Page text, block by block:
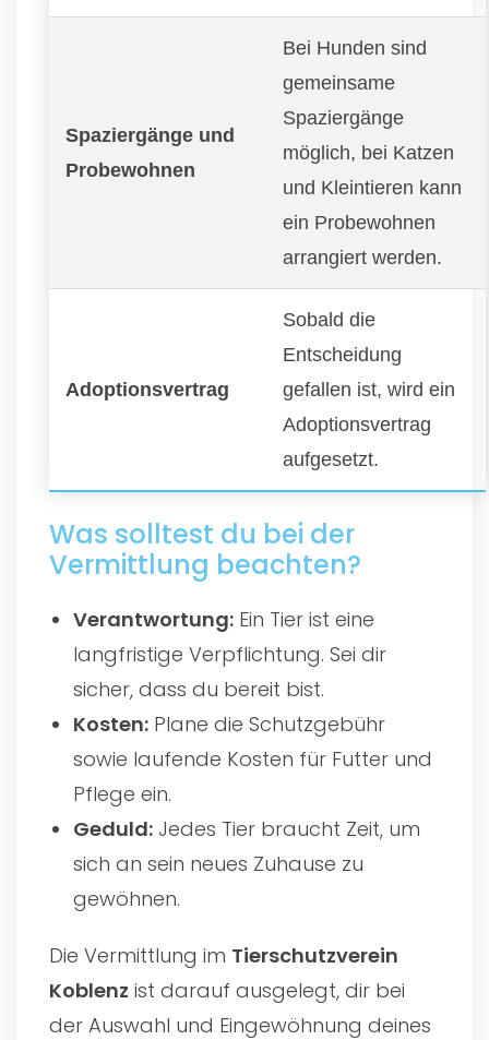
Spaziergänge und
Probewohnen
Bei Hunden sind
gemeinsame
Spaziergänge
möglich, bei Katzen
und Kleintieren kann
ein Probewohnen
arrangiert werden.
Adoptionsvertrag
Sobald die
Entscheidung
gefallen ist, wird ein
Adoptionsvertrag
aufgesetzt.
Was solltest du bei der
Vermittlung beachten?
Verantwortung: Ein Tier ist eine
langfristige Verpflichtung. Sei dir
sicher, dass du bereit bist.
Kosten: Plane die Schutzgebühr
sowie laufende Kosten für Futter und
Pflege ein.
Geduld: Jedes Tier braucht Zeit, um
sich an sein neues Zuhause zu
gewöhnen.
Die Vermittlung im Tierschutzverein
Koblenz ist darauf ausgelegt, dir bei
der Auswahl und Eingewöhnung deines